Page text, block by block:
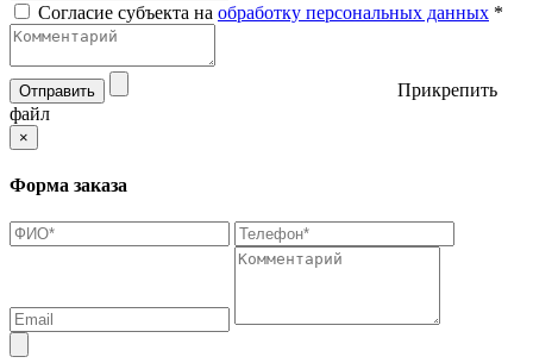
Согласие субъекта на обработку персональных данных *
Отправить
Прикрепить
файл
×
Форма заказа